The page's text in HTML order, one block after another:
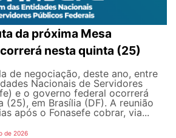
da próxima Mesa
nesta quinta (25)
de negociação, deste ano, entre
Nacionais de Servidores
e o governo federal ocorrerá
(25), em Brasília (DF). A reunião
após o Fonasefe cobrar, via...
de 2026